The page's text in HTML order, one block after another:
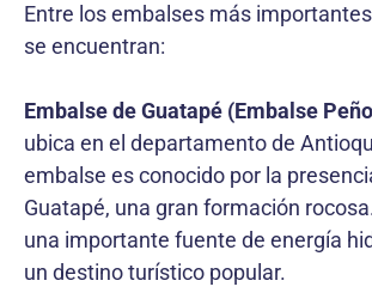
Entre los embalses más
se encuentran:
Embalse de Guatapé (Embalse
ubica en el departamento de
embalse es conocido por la
Guatapé, una gran formación
una importante fuente de energía
un destino turístico popular.